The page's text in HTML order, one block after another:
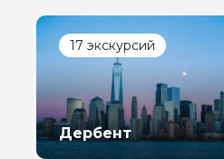
17 экскурсий
Дербент